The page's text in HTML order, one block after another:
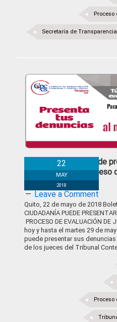
Proceso
Secretaría de
Ciudadanía puede
dentro del proceso
del TCE
22
MAY
2018
Leave a Comment
Quito, 22 de mayo de 2018
CIUDADANÍA PUEDE
PROCESO DE EVALUACIÓN DE
hoy y hasta el martes 29 de
puede presentar sus
de los jueces del Tribunal
Proceso